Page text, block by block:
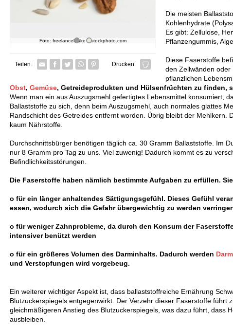
Foto: freelancebloke - istockphoto.com
Foto: Ballaststoffe sind wichtig
Foto: freelancebloke
Teilen: Facebook
TwitterWhatsapp senden
Pin it Drucken:
Die meisten
Kohlenhydrate
Es gibt: Zellulose,
Pflanzengummis,
Diese Faserstoffe
den Zellwänden oder
pflanzlichen
Obst, Gemüse, Getreideprodukten und Hülsenfrüchten zu finden,
Wenn man ein aus Auszugsmehl gefertigtes Lebensmittel konsumiert,
Ballaststoffe zu sich, denn beim Auszugsmehl, auch normales glattes
Randschicht des Getreides entfernt worden. Übrig bleibt der Mehlkern.
kaum Nährstoffe.
Durchschnittsbürger benötigen täglich ca. 30 Gramm Ballaststoffe. Im
nur 8 Gramm pro Tag zu uns. Viel zuwenig! Dadurch kommt es zu
Befindlichkeitsstörungen.
Die Faserstoffe haben nämlich bestimmte Aufgaben zu erfüllen.
o für ein länger anhaltendes Sättigungsgefühl. Dieses Gefühl
essen, wodurch sich die Gefahr übergewichtig zu werden
o für weniger Zahnprobleme, da durch den Konsum der
intensiver benützt werden
o für ein größeres Volumen des Darminhalts. Dadurch werden
und Verstopfungen wird vorgebeug.
Ein weiterer wichtiger Aspekt ist, dass ballaststoffreiche Ernährung
Blutzuckerspiegels entgegenwirkt. Der Verzehr dieser Faserstoffe führt
gleichmäßigeren Anstieg des Blutzuckerspiegels, was dazu führt, dass
ausbleiben.